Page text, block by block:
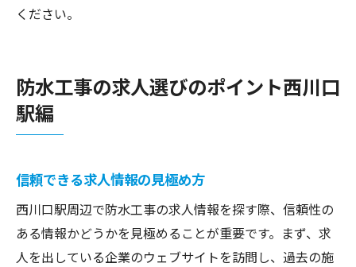
ください。
防水工事の求人選びのポイント西川口
駅編
信頼できる求人情報の見極め方
西川口駅周辺で防水工事の求人情報を探す際、信頼性の
ある情報かどうかを見極めることが重要です。まず、求
人を出している企業のウェブサイトを訪問し、過去の施